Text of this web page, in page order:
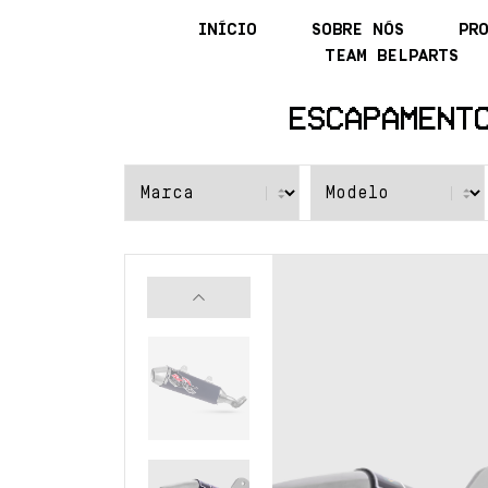
INÍCIO SOBRE NÓS
TEAM BELPARTS
Previous